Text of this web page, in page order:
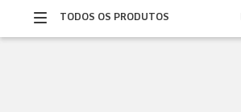
TODOS OS PRODUTOS